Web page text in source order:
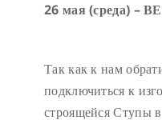
26 мая (среда) –
Так как к нам
подключиться к
строящейся Ступы